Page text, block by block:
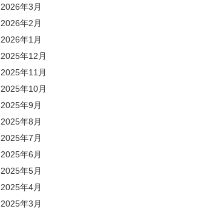
2026年3月
2026年2月
2026年1月
2025年12月
2025年11月
2025年10月
2025年9月
2025年8月
2025年7月
2025年6月
2025年5月
2025年4月
2025年3月